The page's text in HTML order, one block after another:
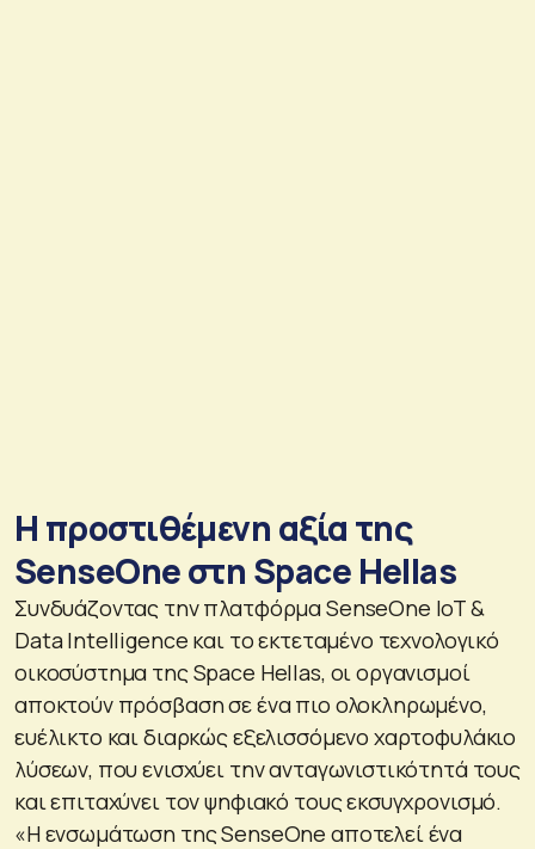
Η προστιθέμενη αξία της
SenseOne στη Space Hellas
Συνδυάζοντας την πλατφόρμα SenseOne IoT &
Data Intelligence και το εκτεταμένο τεχνολογικό
οικοσύστημα της Space Hellas, οι οργανισμοί
αποκτούν πρόσβαση σε ένα πιο ολοκληρωμένο,
ευέλικτο και διαρκώς εξελισσόμενο χαρτοφυλάκιο
λύσεων, που ενισχύει την ανταγωνιστικότητά τους
και επιταχύνει τον ψηφιακό τους εκσυγχρονισμό.
«Η ενσωμάτωση της SenseOne αποτελεί ένα